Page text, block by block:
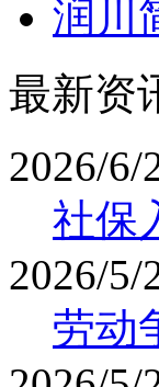
润川
最新资
2026/6/
社保
2026/5/
劳动